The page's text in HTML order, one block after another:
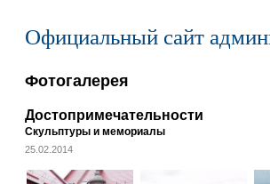
Официальный сайт
Фотогалерея
Достопримечательности
Скульптуры и мемориалы
25.02.2014